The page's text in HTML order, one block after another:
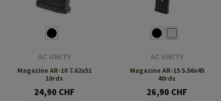
AC UNITY
Magazine AR-10 7.62x51
10rds
24,90 CHF
AC UNITY
Magazine AR-15 5.56x45
40rds
26,90 CHF